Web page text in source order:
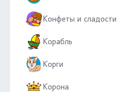
Конфеты и сладости
Корабль
Корги
Корона